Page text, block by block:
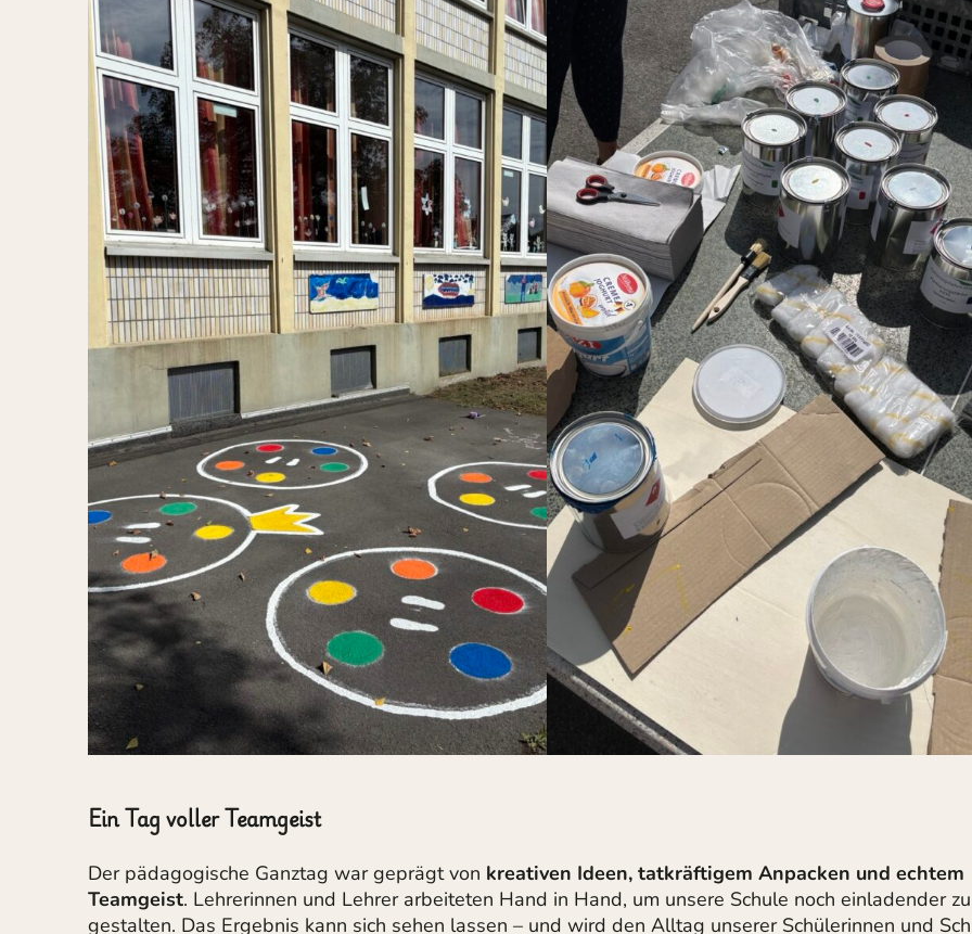
Ein Tag voller Teamgeist
Der pädagogische Ganztag war geprägt von kreativen Ideen, tatkräftigem Anpacken und echtem
Teamgeist. Lehrerinnen und Lehrer arbeiteten Hand in Hand, um unsere Schule noch einladender zu
gestalten. Das Ergebnis kann sich sehen lassen – und wird den Alltag unserer Schülerinnen und